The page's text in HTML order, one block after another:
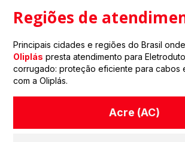
Regiões de
Principais cidades e regiões do Brasil
Oliplás presta atendimento para Eletroduto
corrugado: proteção eficiente para cabos
com a Oliplás.
Acre (AC)